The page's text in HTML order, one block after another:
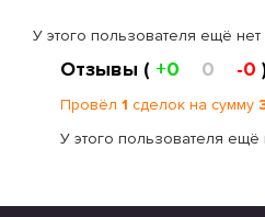
У этого пользователя ещё
Отзывы ( +0 0 -0
Провёл 1 сделок на сумму
У этого пользователя ещё